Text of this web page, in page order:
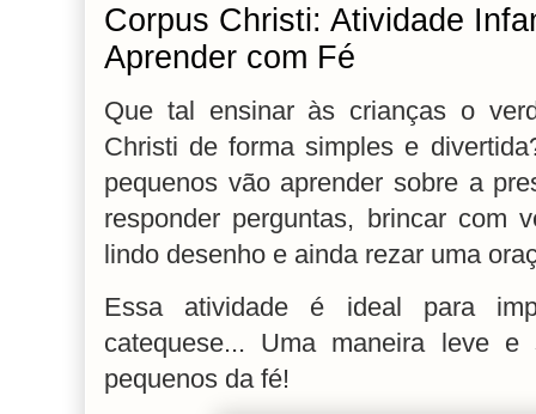
Corpus Christi: Atividade
Aprender com Fé
Que tal ensinar às crianças o
Christi de forma simples e
pequenos vão aprender sobre a
responder perguntas, brincar com
lindo desenho e ainda rezar uma
Essa atividade é ideal para
catequese... Uma maneira leve
pequenos da fé!